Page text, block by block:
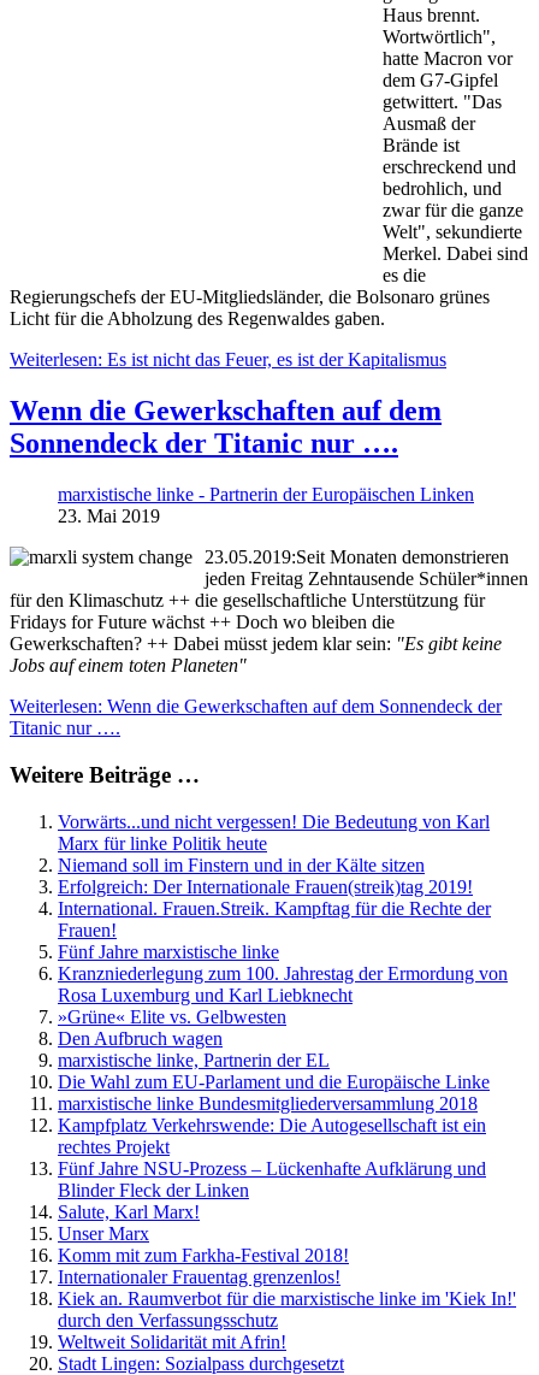
Haus brennt.
Wortwörtlich",
hatte Macron vor
dem G7-Gipfel
getwittert. "Das
Ausmaß der
Brände ist
erschreckend und
bedrohlich, und
zwar für die ganze
Welt", sekundierte
Merkel. Dabei sind
es die
Regierungschefs der EU-Mitgliedsländer, die Bolsonaro grünes
Licht für die Abholzung des Regenwaldes gaben.
Weiterlesen: Es ist nicht das Feuer, es ist der Kapitalismus
Wenn die Gewerkschaften auf dem
Sonnendeck der Titanic nur ….
marxistische linke - Partnerin der Europäischen Linken
23. Mai 2019
23.05.2019:Seit Monaten demonstrieren
jeden Freitag Zehntausende Schüler*innen
für den Klimaschutz ++ die gesellschaftliche Unterstützung für
Fridays for Future wächst ++ Doch wo bleiben die
Gewerkschaften? ++ Dabei müsst jedem klar sein: "Es gibt keine
Jobs auf einem toten Planeten"
Weiterlesen: Wenn die Gewerkschaften auf dem Sonnendeck der
Titanic nur ….
Weitere Beiträge …
Vorwärts...und nicht vergessen! Die Bedeutung von Karl
Marx für linke Politik heute
Niemand soll im Finstern und in der Kälte sitzen
Erfolgreich: Der Internationale Frauen(streik)tag 2019!
International. Frauen.Streik. Kampftag für die Rechte der
Frauen!
Fünf Jahre marxistische linke
Kranzniederlegung zum 100. Jahrestag der Ermordung von
Rosa Luxemburg und Karl Liebknecht
»Grüne« Elite vs. Gelbwesten
Den Aufbruch wagen
marxistische linke, Partnerin der EL
Die Wahl zum EU-Parlament und die Europäische Linke
marxistische linke Bundesmitgliederversammlung 2018
Kampfplatz Verkehrswende: Die Autogesellschaft ist ein
rechtes Projekt
Fünf Jahre NSU-Prozess – Lückenhafte Aufklärung und
Blinder Fleck der Linken
Salute, Karl Marx!
Unser Marx
Komm mit zum Farkha-Festival 2018!
Internationaler Frauentag grenzenlos!
Kiek an. Raumverbot für die marxistische linke im 'Kiek In!'
durch den Verfassungsschutz
Weltweit Solidarität mit Afrin!
Stadt Lingen: Sozialpass durchgesetzt